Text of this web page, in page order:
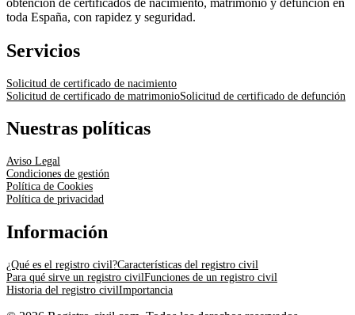
toda España, con rapidez y seguridad.
Servicios
Solicitud de certificado de nacimiento
Solicitud de certificado de matrimonioSolicitud de certificado de defunción
Nuestras políticas
Aviso Legal
Condiciones de gestión
Política de Cookies
Política de privacidad
Información
¿Qué es el registro civil?Características del registro civil
Para qué sirve un registro civilFunciones de un registro civil
Historia del registro civilImportancia